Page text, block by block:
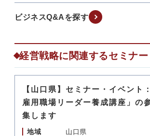
ビジネスQ&Aを探す
経営戦略に関連するセミナー
【山口県】セミナー・イベント
雇用職場リーダー養成講座」の
集します
地域
山口県